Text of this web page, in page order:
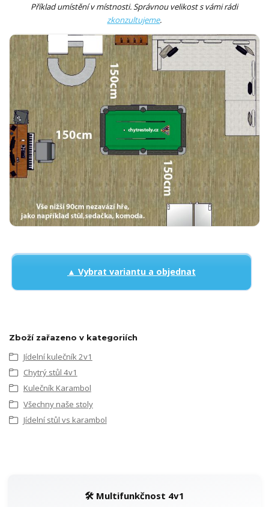
Příklad umístění v místnosti. Správnou velikost s vámi rádi
zkonzultujeme.
▲ Vybrat variantu a objednat
Zboží zařazeno v kategoriích
Jídelní kulečník 2v1
Chytrý stůl 4v1
Kulečník Karambol
Všechny naše stoly
Jídelní stůl vs karambol
🛠️ Multifunkčnost 4v1